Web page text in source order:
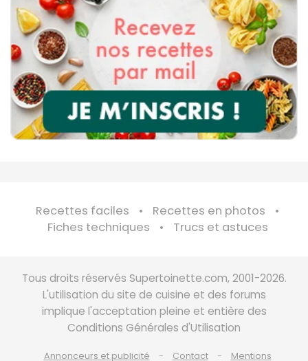
Recettes faciles
Recettes en photos
Fiches techniques
Trucs et astuces
Tous droits réservés Supertoinette.com, 2001-2026.
L'utilisation du site de cuisine et des forums
implique l'acceptation pleine et entière des
Conditions Générales d'Utilisation
Annonceurs et publicité Contact Mentions